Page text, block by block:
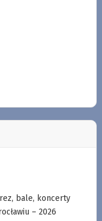
bale, koncerty
– 2026